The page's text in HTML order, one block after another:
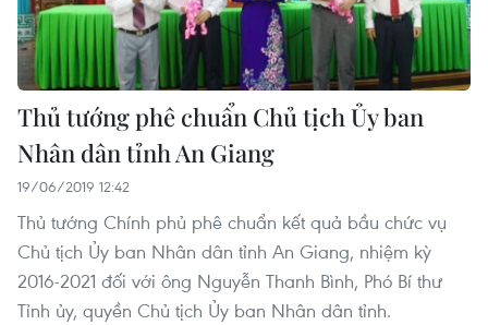
Thủ tướng phê chuẩn Chủ tịch Ủy ban
Nhân dân tỉnh An Giang
19/06/2019 12:42
Thủ tướng Chính phủ phê chuẩn kết quả bầu chức vụ
Chủ tịch Ủy ban Nhân dân tỉnh An Giang, nhiệm kỳ
2016-2021 đối với ông Nguyễn Thanh Bình, Phó Bí thư
Tỉnh ủy, quyền Chủ tịch Ủy ban Nhân dân tỉnh.